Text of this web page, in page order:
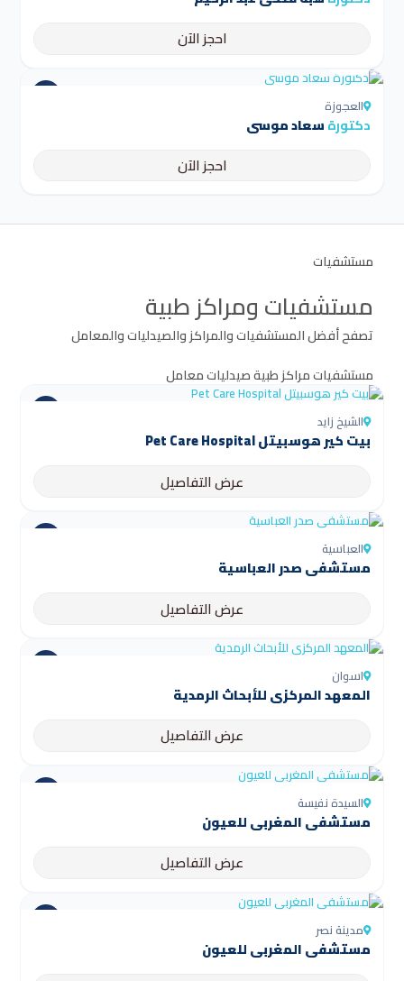
احجز الآن
العجوزة
دكتورةسعاد موسي
احجز الآن
مستشفيات
مستشفيات ومراكز طبية
تصفح أفضل المستشفيات والمراكز والصيدليات والمعامل
مستشفياتمراكز طبيةصيدلياتمعامل
الشيخ زايد
بيت كير هوسبيتل Pet Care Hospital
عرض التفاصيل
العباسية
مستشفى صدر العباسية
عرض التفاصيل
اسوان
المعهد المركزي للأبحاث الرمدية
عرض التفاصيل
السيدة نفيسة
مستشفى المغربي للعيون
عرض التفاصيل
مدينة نصر
مستشفى المغربي للعيون